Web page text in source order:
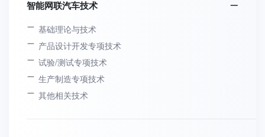
智能网联汽车技术
基础理论与技术
产品设计开发专项技术
试验/测试专项技术
生产制造专项技术
其他相关技术